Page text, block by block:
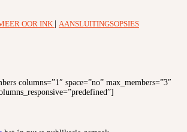
OOR INK
AANSLUITINGSOPSIES
columns=”1″ space=”no” max_members=”3″